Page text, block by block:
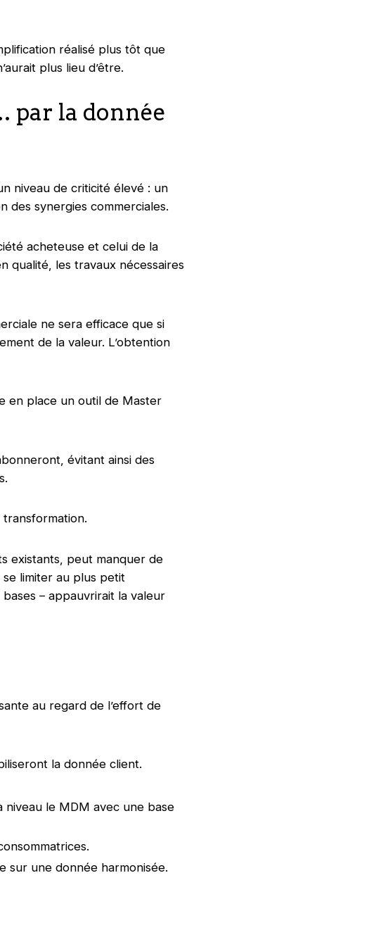
réalisé plus tôt que
plus lieu d’être.
par la donnée
niveau de criticité élevé : un
des synergies commerciales.
acheteuse et celui de la
qualité, les travaux nécessaires
ne sera efficace que si
de la valeur. L’obtention
en place un outil de Master
évitant ainsi des
transformation.
existants, peut manquer de
limiter au plus petit
– appauvrirait la valeur
au regard de l’effort de
la donnée client.
le MDM avec une base
sur une donnée harmonisée.